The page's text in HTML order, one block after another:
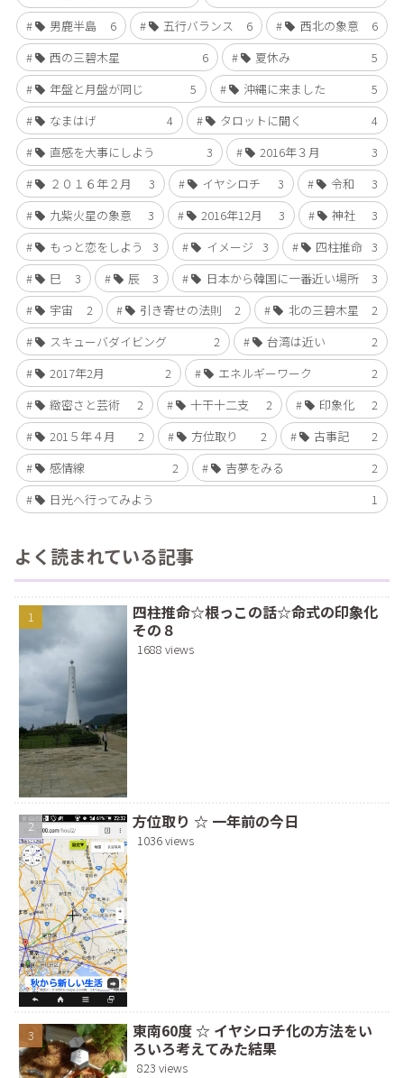
男鹿半島
6 五行バランス 6 西北の象意
6
西の三碧木星
6 夏休み
5
年盤と月盤が同じ
5 沖縄に来ました
5
なまはげ
4 タロットに聞く
4
直感を大事にしよう
3 2016年３月
3
２０１６年２月
3 イヤシロチ 3 令和
3
九紫火星の象意
3 2016年12月 3 神社
3
もっと恋をしよう
3 イメージ 3 四柱推命 3
巳
3 辰 3 日本から韓国に一番近い場所
3
宇宙
2 引き寄せの法則 2 北の三碧木星
2
スキューバダイビング
2 台湾は近い
2
2017年2月
2 エネルギーワーク
2
緻密さと芸術
2 十干十二支 2 印象化
2
201５年４月
2 方位取り 2 古事記
2
感情線
2 吉夢をみる
2
日光へ行ってみよう
1
よく読まれている記事
四柱推命☆根っこの話☆命式の印象化
その８
1688 views
方位取り ☆ 一年前の今日
1036 views
東南60度 ☆ イヤシロチ化の方法をい
ろいろ考えてみた結果
823 views